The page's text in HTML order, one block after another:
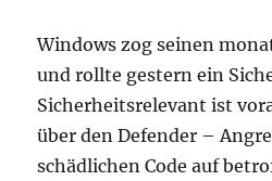
Windows zog seinen
und rollte gestern ein
Sicherheitsrelevant ist
über den Defender –
schädlichen Code auf